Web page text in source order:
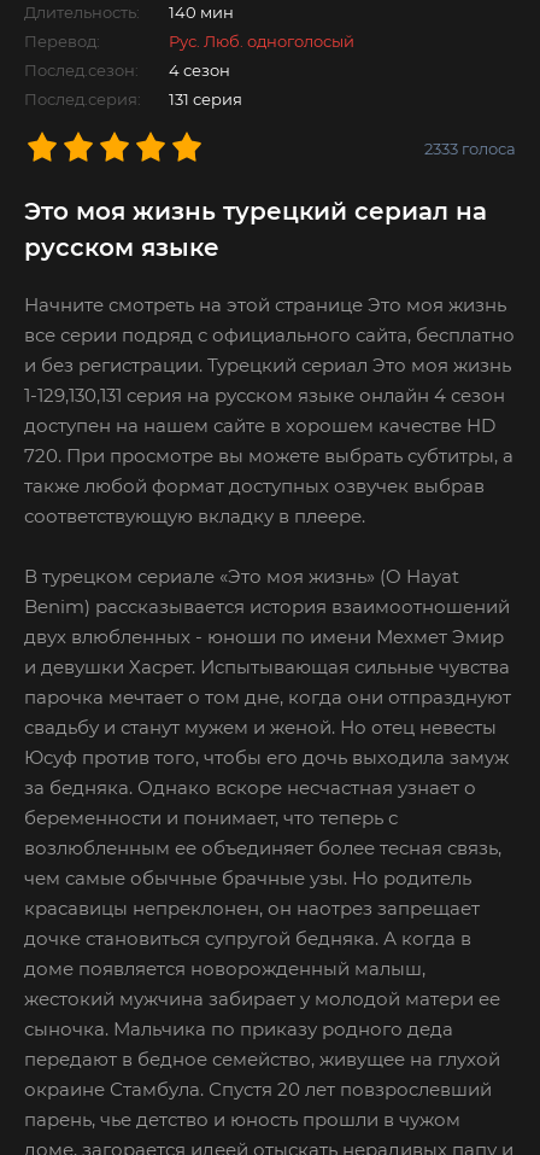
Длительность:
140 мин
Перевод:
Рус. Люб. одноголосый
Послед.сезон:
4 сезон
Послед.серия:
131 серия
2333 голоса
Это моя жизнь турецкий сериал на
русском языке
Начните смотреть на этой странице Это моя жизнь
все серии подряд с официального сайта, бесплатно
и без регистрации. Турецкий сериал Это моя жизнь
1-129,130,131 серия на русском языке онлайн 4 сезон
доступен на нашем сайте в хорошем качестве HD
720. При просмотре вы можете выбрать субтитры, а
также любой формат доступных озвучек выбрав
соответствующую вкладку в плеере.
В турецком сериале «Это моя жизнь» (O Hayat
Benim) рассказывается история взаимоотношений
двух влюбленных - юноши по имени Мехмет Эмир
и девушки Хасрет. Испытывающая сильные чувства
парочка мечтает о том дне, когда они отпразднуют
свадьбу и станут мужем и женой. Но отец невесты
Юсуф против того, чтобы его дочь выходила замуж
за бедняка. Однако вскоре несчастная узнает о
беременности и понимает, что теперь с
возлюбленным ее объединяет более тесная связь,
чем самые обычные брачные узы. Но родитель
красавицы непреклонен, он наотрез запрещает
дочке становиться супругой бедняка. А когда в
доме появляется новорожденный малыш,
жестокий мужчина забирает у молодой матери ее
сыночка. Мальчика по приказу родного деда
передают в бедное семейство, живущее на глухой
окраине Стамбула. Спустя 20 лет повзрослевший
парень, чье детство и юность прошли в чужом
доме, загорается идеей отыскать нерадивых папу и